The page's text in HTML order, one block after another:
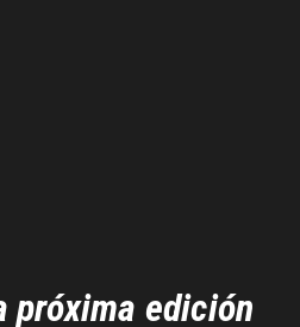
próxima edición